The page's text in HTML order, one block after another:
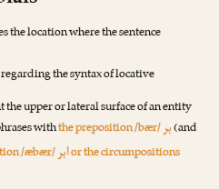
the location where the sentence
the syntax of locative
upper or la‌teral surface of an entity
withthe preposition /bær/بر(and
/æbær/ابرor the circumpositions